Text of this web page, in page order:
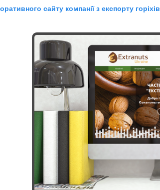
сайту компанії з експорту горіхів